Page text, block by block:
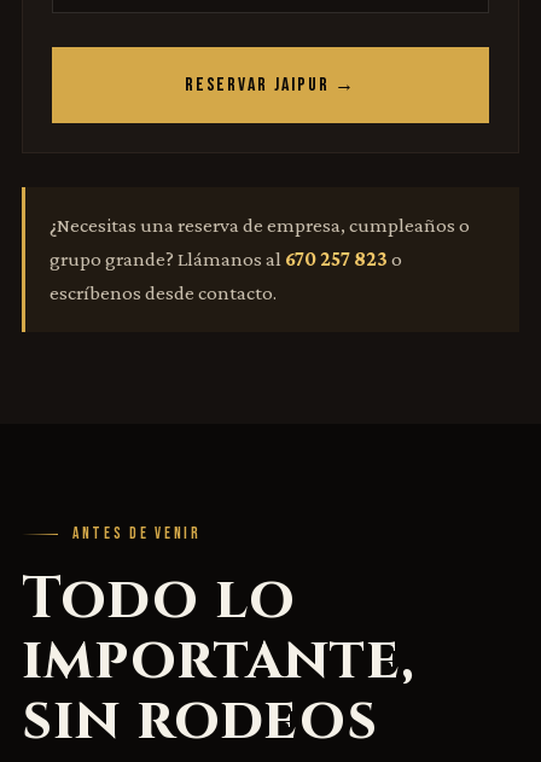
RESERVAR JAIPUR →
¿Necesitas una reserva de empresa, cumpleaños o
grupo grande? Llámanos al 670 257 823 o
escríbenos desde contacto.
ANTES DE VENIR
Todo lo
importante,
sin rodeos